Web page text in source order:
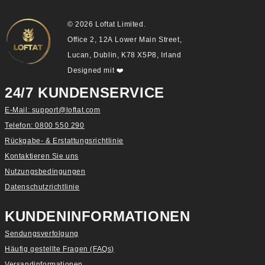
24/7 KUNDENSERVICE
E-Mail: support@loftat.com
Telefon: 0800 550 290
Rückgabe- & Erstattungsrichtlinie
Kontaktieren Sie uns
Nutzungsbedingungen
Datenschutzrichtlinie
KUNDENINFORMATIONEN
Sendungsverfolgung
Häufig gestellte Fragen (FAQs)
© 2026 Loftat Limited.
Office 2, 12A Lower Main Street,
Lucan, Dublin, K78 X5P8, Irland
Designed mit ❤️